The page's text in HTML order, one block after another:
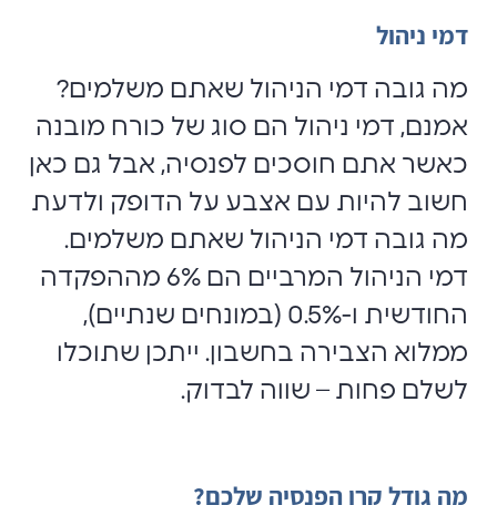
דמי ניהול
מה גובה דמי הניהול שאתם משלמים?
אמנם, דמי ניהול הם סוג של כורח מובנה
כאשר אתם חוסכים לפנסיה, אבל גם כאן
חשוב להיות עם אצבע על הדופק ולדעת
מה גובה דמי הניהול שאתם משלמים.
דמי הניהול המרביים הם 6% מההפקדה
החודשית ו-0.5% (במונחים שנתיים),
ממלוא הצבירה בחשבון. ייתכן שתוכלו
לשלם פחות – שווה לבדוק.
מה גודל קרן הפנסיה שלכם?